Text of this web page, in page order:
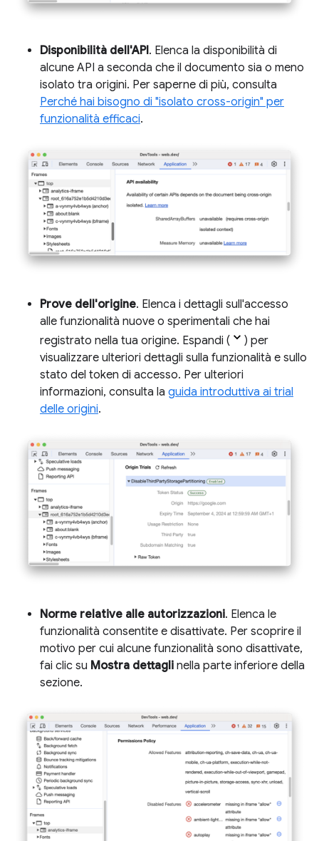
Disponibilità dell'API. Elenca la disponibilità di
alcune API a seconda che il documento sia o meno
isolato tra origini. Per saperne di più, consulta
Perché hai bisogno di "isolato cross-origin" per
funzionalità efficaci.
Prove dell'origine. Elenca i dettagli sull'accesso
alle funzionalità nuove o sperimentali che hai
registrato nella tua origine. Espandi (
) per
visualizzare ulteriori dettagli sulla funzionalità e sullo
stato del token di accesso. Per ulteriori
informazioni, consulta la guida introduttiva ai trial
delle origini.
Norme relative alle autorizzazioni. Elenca le
funzionalità consentite e disattivate. Per scoprire il
motivo per cui alcune funzionalità sono disattivate,
fai clic su Mostra dettagli nella parte inferiore della
sezione.